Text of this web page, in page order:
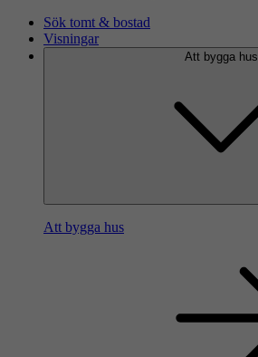
Sök tomt & bostad
Visningar
Att bygga hus
Att bygga hus